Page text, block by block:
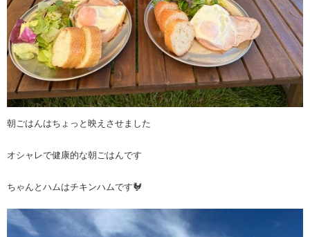
朝ごはんはちょっと映えさせました
オシャレで健康的な朝ごはんです
ちゃんとハムはチキンハムです🐓